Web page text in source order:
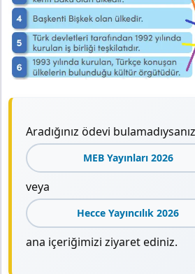
Aradığınız ödevi
MEB Yayınları 2026
veya
Hecce Yayıncılık 2026
ana içeriğimizi ziyaret ediniz.